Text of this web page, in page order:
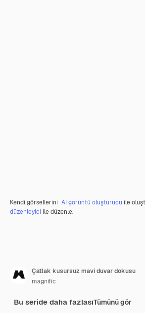
Kendi görsellerini AI görüntü oluşturucu ile
düzenleyici ile düzenle.
Çatlak kusursuz mavi duvar dokusu
magnific
Bu seride daha fazlasıTümünü gör